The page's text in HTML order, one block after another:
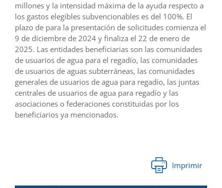
millones y la intensidad máxima de la ayuda respecto a
los gastos elegibles subvencionables es del 100%. El
plazo de para la presentación de solicitudes comienza el
9 de diciembre de 2024 y finaliza el 22 de enero de
2025. Las entidades beneficiarias son las comunidades
de usuarios de agua para el regadío, las comunidades
de usuarios de aguas subterráneas, las comunidades
generales de usuarios de agua para regadío, las juntas
centrales de usuarios de agua para regadío y las
asociaciones o federaciones constituidas por los
beneficiarios ya mencionados.
Imprimir